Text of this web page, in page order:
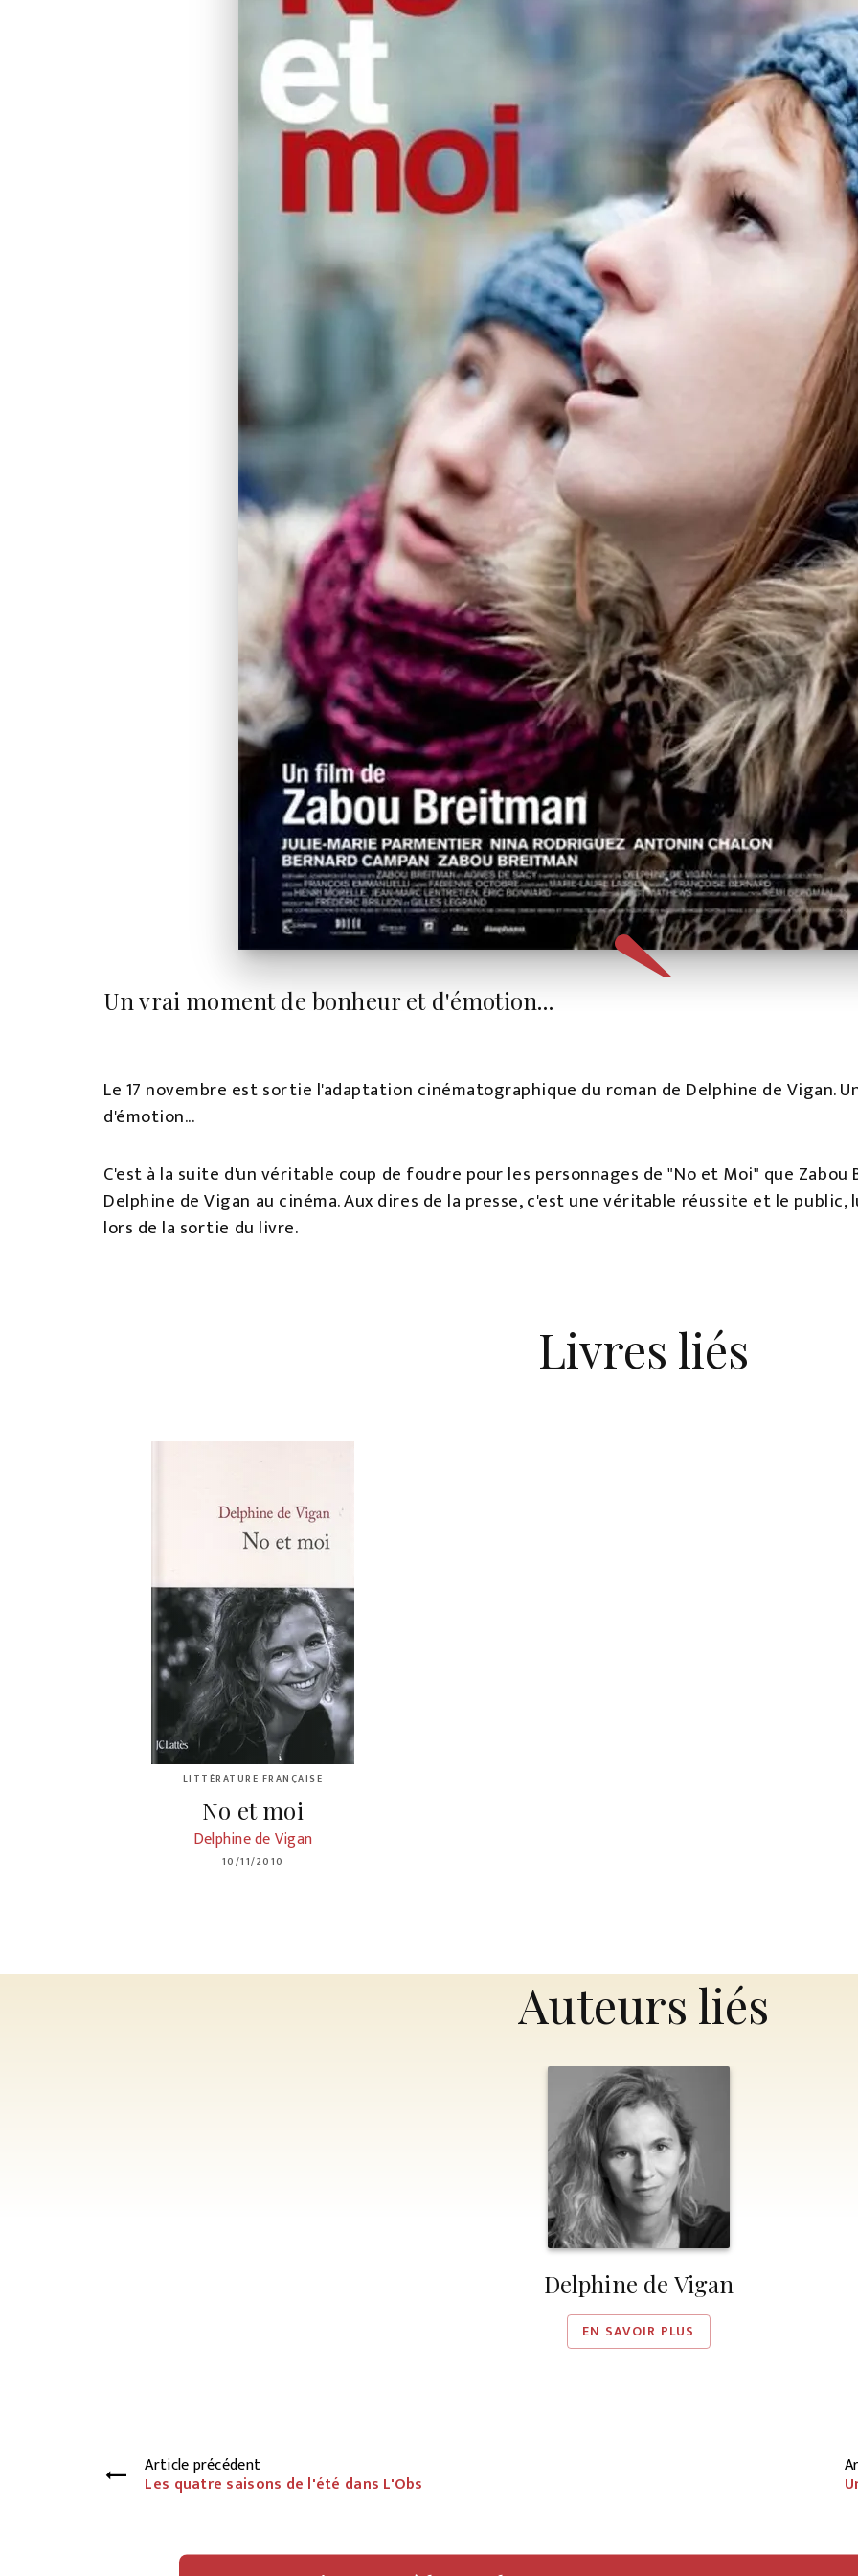
Un vrai moment de bonheur et d'émotion...
Le 17 novembre est sortie l'adaptation cinématographique du roman de Delphine de Vigan.
d'émotion...
C'est à la suite d'un véritable coup de foudre pour les personnages de "No et Moi" que
Delphine de Vigan au cinéma. Aux dires de la presse, c'est une véritable réussite et le
lors de la sortie du livre.
Livres liés
LITTÉRATURE FRANÇAISE
No et moi
Delphine de Vigan
10/11/2010
Auteurs liés
Delphine de Vigan
EN SAVOIR PLUS
Article précédent
Les quatre saisons de l'été dans L'Obs